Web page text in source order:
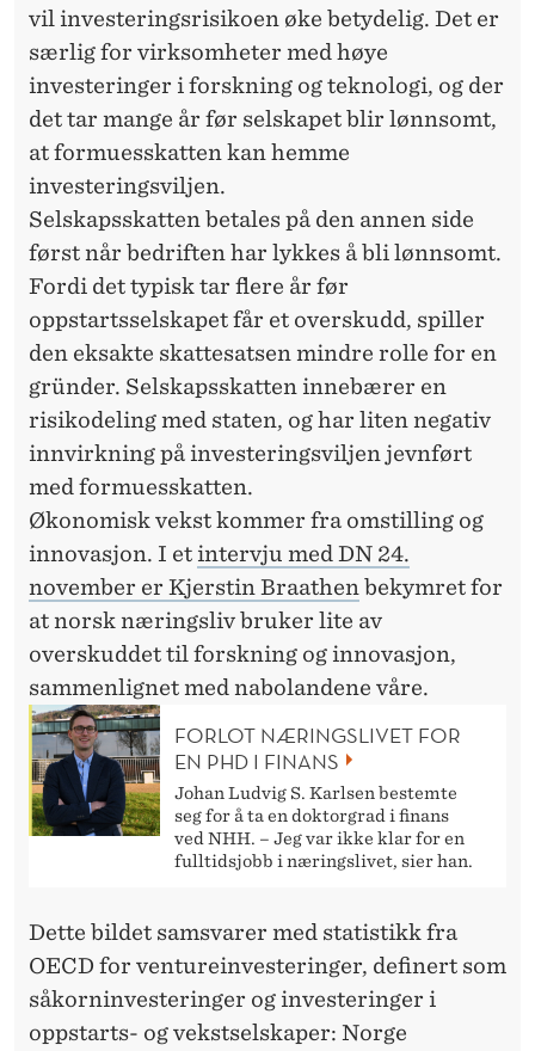
vil investeringsrisikoen øke betydelig. Det er
særlig for virksomheter med høye
investeringer i forskning og teknologi, og der
det tar mange år før selskapet blir lønnsomt,
at formuesskatten kan hemme
investeringsviljen.
Selskapsskatten betales på den annen side
først når bedriften har lykkes å bli lønnsomt.
Fordi det typisk tar flere år før
oppstartsselskapet får et overskudd, spiller
den eksakte skattesatsen mindre rolle for en
gründer. Selskapsskatten innebærer en
risikodeling med staten, og har liten negativ
innvirkning på investeringsviljen jevnført
med formuesskatten.
Økonomisk vekst kommer fra omstilling og
innovasjon. I et intervju med DN 24.
november er Kjerstin Braathenbekymret for
at norsk næringsliv bruker lite av
overskuddet til forskning og innovasjon,
sammenlignet med nabolandene våre.
FORLOT NÆRINGSLIVET FOR
EN PHD I FINANS
Johan Ludvig S. Karlsen bestemte
seg for å ta en doktorgrad i finans
ved NHH. – Jeg var ikke klar for en
fulltidsjobb i næringslivet, sier han.
Dette bildet samsvarer med statistikk fra
OECD for ventureinvesteringer, definert som
såkorninvesteringer og investeringer i
oppstarts- og vekstselskaper: Norge